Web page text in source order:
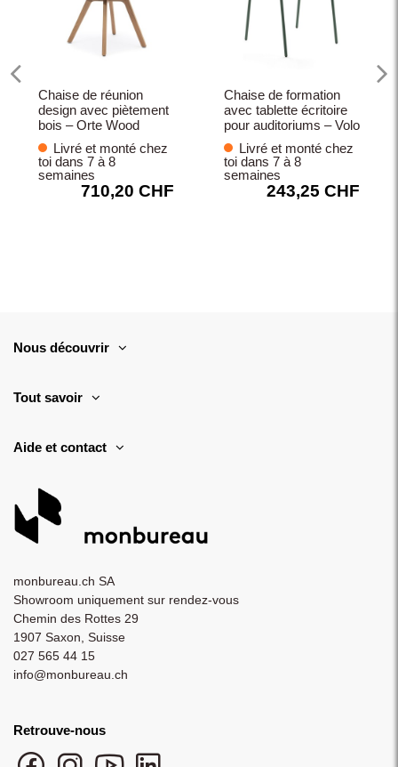
Chaise de réunion
design avec piètement
bois – Orte Wood
Livré et monté chez
toi dans 7 à 8
semaines
710,20 CHF
Chaise de formation
avec tablette écritoire
pour auditoriums – Volo
Livré et monté chez
toi dans 7 à 8
semaines
243,25 CHF
Nous découvrir
Tout savoir
Aide et contact
monbureau.ch SA
Showroom uniquement sur rendez-vous
Chemin des Rottes 29
1907 Saxon, Suisse
027 565 44 15
info@monbureau.ch
Retrouve-nous
Facebook monbureau
Instagram monbureau
YouTube monbureau